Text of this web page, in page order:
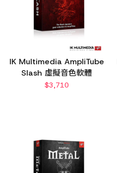
IK Multimedia AmpliTube
Slash 虛擬音色軟體
$3,710